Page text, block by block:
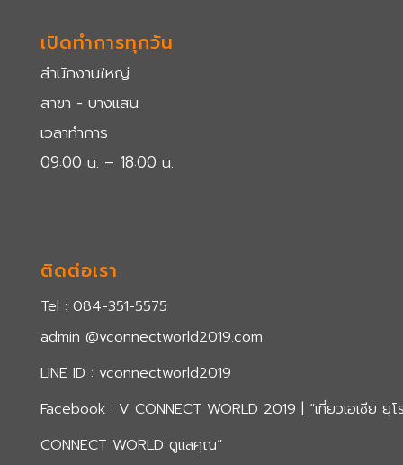
เปิดทำการทุกวัน
สำนักงานใหญ่
สาขา - บางแสน
เวลาทำการ
09:00 น. – 18:00 น.
ติดต่อเรา
Tel : 084-351-5575
admin @vconnectworld2019.com
LINE ID : vconnectworld2019
Facebook : V CONNECT WORLD 2019 | “เที่ยวเอเชีย ยุ
CONNECT WORLD ดูแลคุณ”